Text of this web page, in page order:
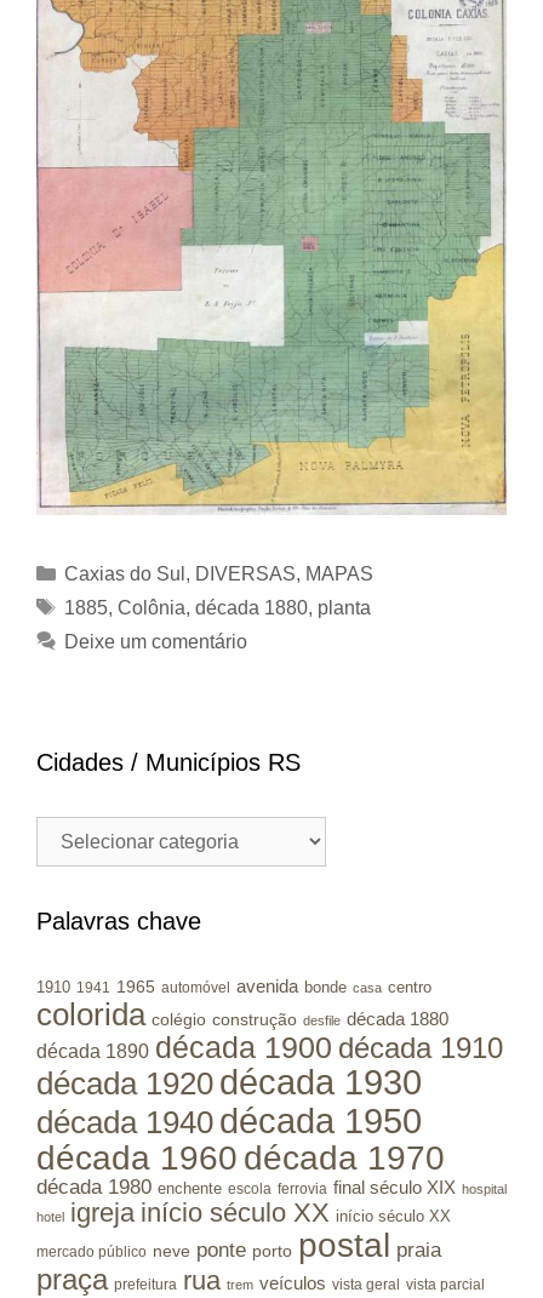
Categorias
Caxias do Sul , DIVERSAS, MAPAS
Tags
1885, Colônia, década 1880, planta
Deixe um comentário
Cidades / Municípios RS
Municípios
Palavras chave
1910 1941 1965 automóvel avenida bonde casa centro
colorida colégio construção desfile década 1880
década 1890 década 1900 década 1910
década 1920 década 1930
década 1940 década 1950
década 1960 década 1970
década 1980 enchente escola ferrovia final século XIX hospital
hotel
igreja início século XX início século XX
mercado público neve ponte porto postal praia
praça prefeitura rua trem veículos vista geral vista parcial